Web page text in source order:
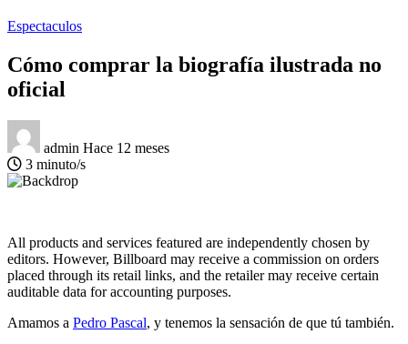
Espectaculos
Cómo comprar la biografía ilustrada no
oficial
admin Hace 12 meses
3 minuto/s
All products and services featured are independently chosen by
editors. However, Billboard may receive a commission on orders
placed through its retail links, and the retailer may receive certain
auditable data for accounting purposes.
Amamos a Pedro Pascal, y tenemos la sensación de que tú también.